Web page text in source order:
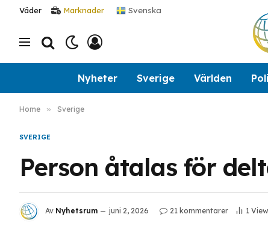
Väder Marknader Svenska
Nyheter Sverige Världen
Home » Sverige
SVERIGE
Person åtalas för
Av Nyhetsrum juni 2, 2026 21 kommentarer 1